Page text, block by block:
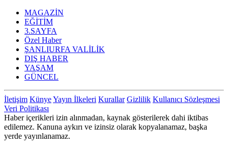
MAGAZİN
EĞİTİM
3.SAYFA
Özel Haber
ŞANLIURFA VALİLİK
DIŞ HABER
YAŞAM
GÜNCEL
İletişim KünyeYayın İlkeleri Kurallar Gizlilik Kullanıcı Sözleşmesi
Veri Politikası
Haber içerikleri izin alınmadan, kaynak gösterilerek dahi iktibas
edilemez. Kanuna aykırı ve izinsiz olarak kopyalanamaz, başka
yerde yayınlanamaz.